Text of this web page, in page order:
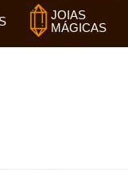
JOIAS
MÁGICAS